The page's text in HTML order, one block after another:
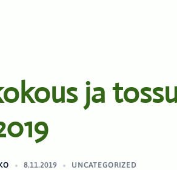
ja
8.11.2019 UNCATEGORIZED